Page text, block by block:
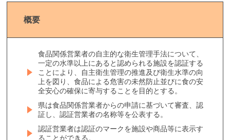
概要
食品関係営業者の自主的な衛生管理手法について、
一定の水準以上にあると認められる施設を認証する
ことにより、自主衛生管理の推進及び衛生水準の向
上を図り、食品による危害の未然防止並びに食の安
全安心の確保に寄与することを目的とする。
県は食品関係営業者からの申請に基づいて審査、認
証し、認証営業者の名称等を公表する。
認証営業者は認証のマークを施設や商品等に表示す
ることができる。